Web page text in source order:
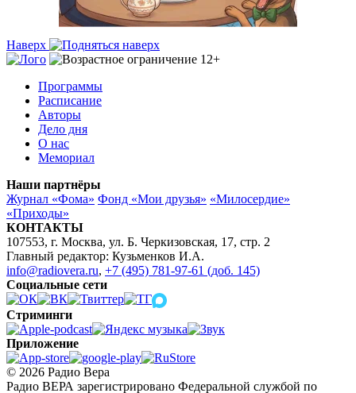
Наверх
Программы
Расписание
Авторы
Дело дня
О нас
Мемориал
Наши партнёры
Журнал «Фома» Фонд «Мои друзья» «Милосердие»
«Приходы»
КОНТАКТЫ
107553, г. Москва, ул. Б. Черкизовская, 17, стр. 2
Главный редактор: Кузьменков И.А.
info@radiovera.ru, +7 (495) 781-97-61 (доб. 145)
Социальные сети
Стриминги
Приложение
© 2026 Радио Вера
Радио ВЕРА зарегистрировано Федеральной службой по